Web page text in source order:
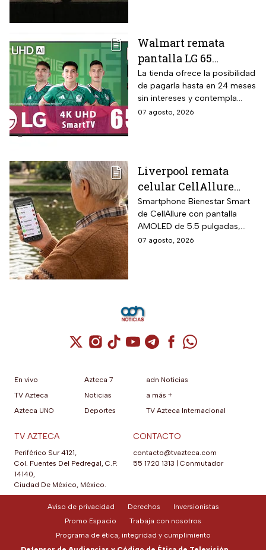
plataforma Google TV.
Walmart remata
pantalla LG 65
pulgadas UHD 4K con
funciones de
inteligencia artificial
ThinQ
La tienda ofrece la posibilidad
de pagarla hasta en 24 meses
sin intereses y contempla
devoluciones hasta 30 días
07 agosto, 2026
Liverpool remata
celular CellAllure
Smart AMOLED 5.5
pulgadas con botón
SOS, ideal para adultos
mayores: rebaja de 55%
Smartphone Bienestar Smart
de CellAllure con pantalla
AMOLED de 5.5 pulgadas,
sistema operativo Android 13
del equipo que activa llamada
emergencia junto con alarma
sonora potente.
07 agosto, 2026
Cuenta de X / Twitter (se abre en una
Cuenta de Instagram (se abre en una
Cuenta de TikTok (se abre en
Cuenta de YouTube (se abre
Cuenta de Telegram (se
Cuenta de
Cuenta de
En vivo
TV Azteca
Azteca UNO
Azteca 7
Noticias
Deportes
adn Noticias
a más +
TV Azteca Internacional
TV AZTECA
Periférico Sur 4121,
Col. Fuentes Del Pedregal, C.P.
14140,
Ciudad De México, México.
CONTACTO
contacto@tvazteca.com
55 1720 1313
Conmutador
Aviso de privacidad Derechos
Inversionistas
Promo Espacio
Trabaja con nosotros
Programa de ética, integridad y cumplimiento